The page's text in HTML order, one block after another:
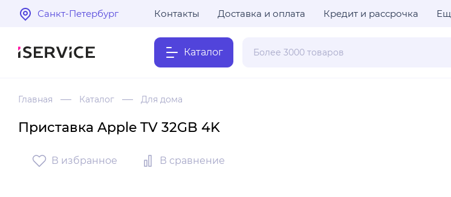
Санкт-Петербург Контакты Доставка и оплата Кредит и рассрочка
Каталог
Главная Каталог Для дома
Приставка Apple TV 32GB 4K